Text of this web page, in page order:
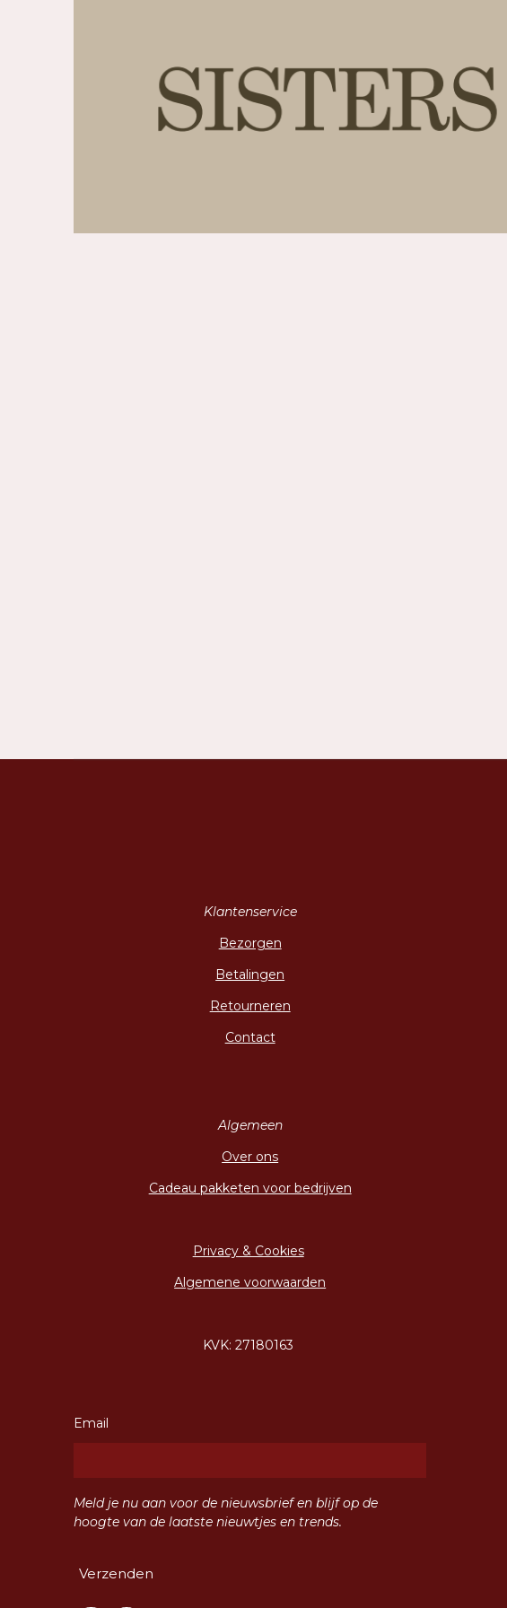
Klantenservice
Bezorgen
Betalingen
Retourneren
Contact
Algemeen
Over ons
Cadeau pakketen voor bedrijven
Privacy & Cookies
Algemene voorwaarden
KVK: 27180163
Email
Meld je nu aan voor de nieuwsbrief en blijf op de
hoogte van de laatste nieuwtjes en trends.
Verzenden